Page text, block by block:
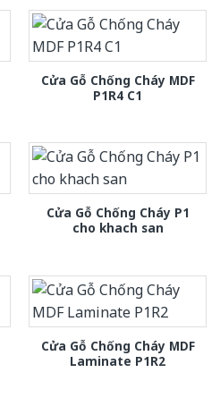
Cửa Gỗ Chống Cháy MDF
P1R4 C1
Cửa Gỗ Chống Cháy P1
cho khach san
Cửa Gỗ Chống Cháy MDF
Laminate P1R2